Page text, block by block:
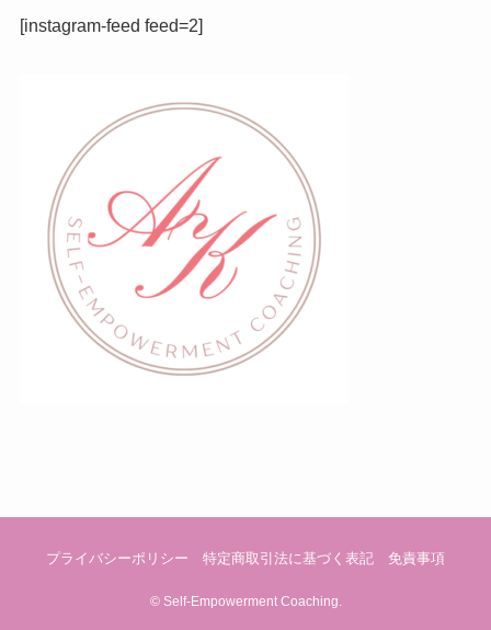
[instagram-feed feed=2]
プライバシーポリシー 特定商取引法に基づく表記 免責事項
©Self-Empowerment Coaching.